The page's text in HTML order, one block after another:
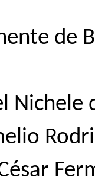
de
Nichele